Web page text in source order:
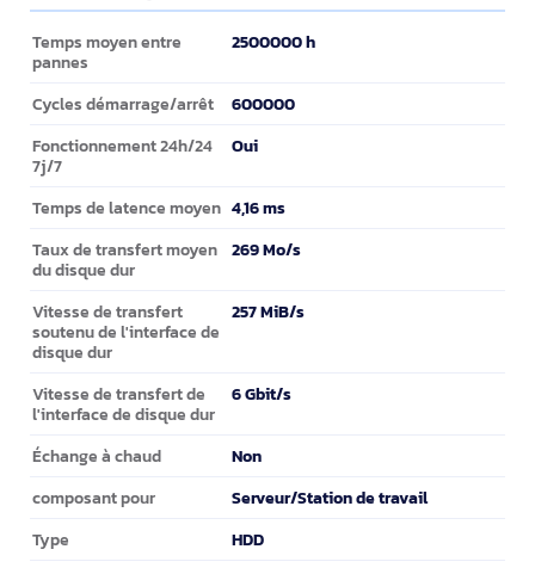
Caractéristiques
Temps moyen entre
pannes
2500000 h
Cycles démarrage/arrêt 600000
Fonctionnement 24h/24
7j/7
Oui
Temps de latence moyen 4,16 ms
Taux de transfert moyen
du disque dur
269 Mo/s
Vitesse de transfert
soutenu de l'interface de
disque dur
257 MiB/s
Vitesse de transfert de
l'interface de disque dur
6 Gbit/s
Échange à chaud Non
composant pour Serveur/Station de travail
Type HDD